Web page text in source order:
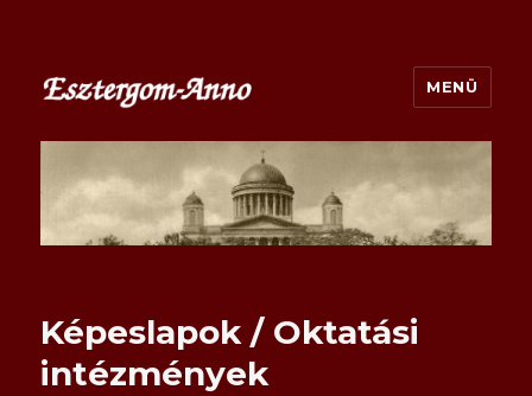
esztergom-anno.hu
MENÜ
Képeslapok / Oktatási
intézmények